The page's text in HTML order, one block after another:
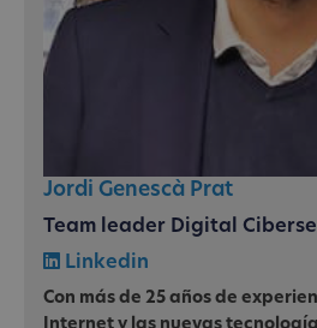
Jordi Genescà Prat
Team leader Digital
Linkedin
Con más de 25 años de